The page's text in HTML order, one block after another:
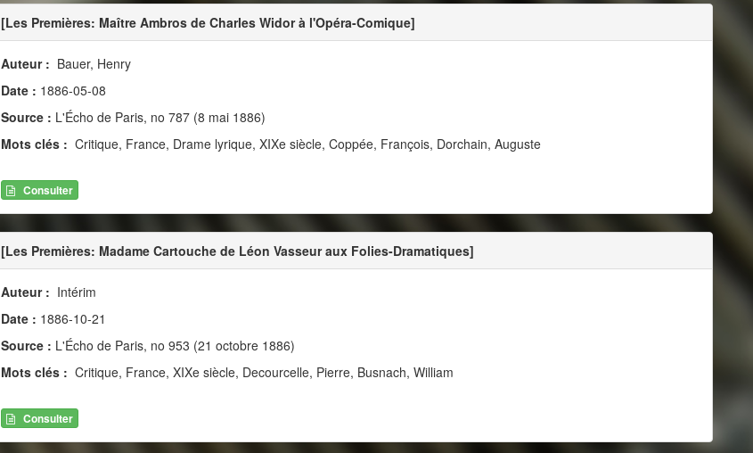
[Les Premières: Maître Ambros de Charles Widor à l'Opéra-Comique]
Auteur : Bauer, Henry
Date : 1886-05-08
Source : L'Écho de Paris, no 787 (8 mai 1886)
Mots clés : Critique, France, Drame lyrique, XIXe siècle, Coppée, François, Dorchain, Auguste
Consulter
[Les Premières: Madame Cartouche de Léon Vasseur aux Folies-Dramatiques]
Auteur : Intérim
Date : 1886-10-21
Source : L'Écho de Paris, no 953 (21 octobre 1886)
Mots clés : Critique, France, XIXe siècle, Decourcelle, Pierre, Busnach, William
Consulter